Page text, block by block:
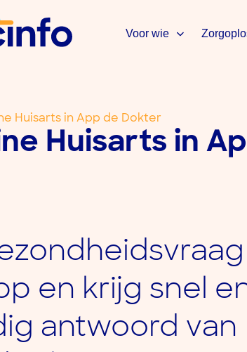
Voor wie
Huisarts in App de Dokter
Huisarts in
en krijg snel
antwoord van